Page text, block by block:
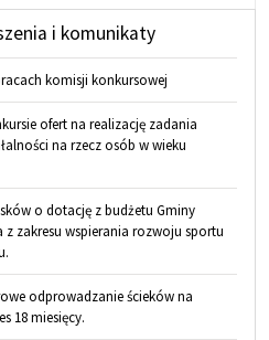
i komunikaty
komisji konkursowej
ofert na realizację zadania
na rzecz osób w wieku
o dotację z budżetu Gminy
z zakresu wspierania rozwoju sportu
odprowadzanie ścieków na
18 miesięcy.